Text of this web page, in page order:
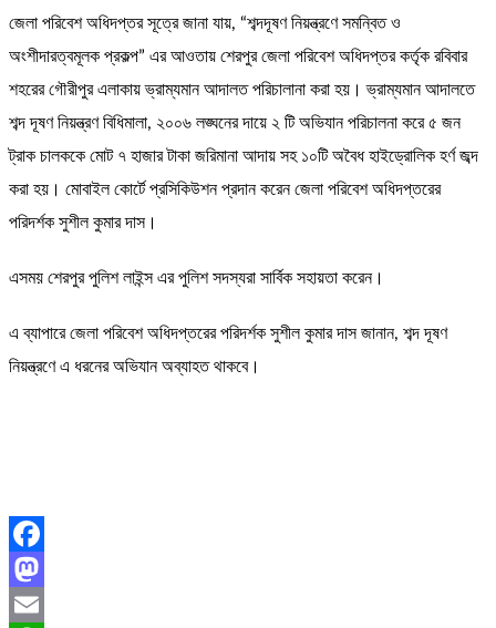
জেলা পরিবেশ অধিদপ্তর সূত্রে জানা যায়, “শব্দদূষণ নিয়ন্ত্রণে সমন্বিত ও
অংশীদারত্বমূলক প্রকল্প” এর আওতায় শেরপুর জেলা পরিবেশ অধিদপ্তর কর্তৃক রবিবার
শহরের গৌরীপুর এলাকায় ভ্রাম্যমান আদালত পরিচালানা করা হয়। ভ্রাম্যমান আদালতে
শব্দ দূষণ নিয়ন্ত্রণ বিধিমালা, ২০০৬ লঙ্ঘনের দায়ে ২ টি অভিযান পরিচালনা করে ৫ জন
ট্রাক চালককে মোট ৭ হাজার টাকা জরিমানা আদায় সহ ১০টি অবৈধ হাইড্রোলিক হর্ণ জব্দ
করা হয়। মোবাইল কোর্টে প্রসিকিউশন প্রদান করেন জেলা পরিবেশ অধিদপ্তরের
পরিদর্শক সুশীল কুমার দাস।
এসময় শেরপুর পুলিশ লাইন্স এর পুলিশ সদস্যরা সার্বিক সহায়তা করেন।
এ ব্যাপারে জেলা পরিবেশ অধিদপ্তরের পরিদর্শক সুশীল কুমার দাস জানান, শব্দ দূষণ
নিয়ন্ত্রণে এ ধরনের অভিযান অব্যাহত থাকবে।
Facebook
Mastodon